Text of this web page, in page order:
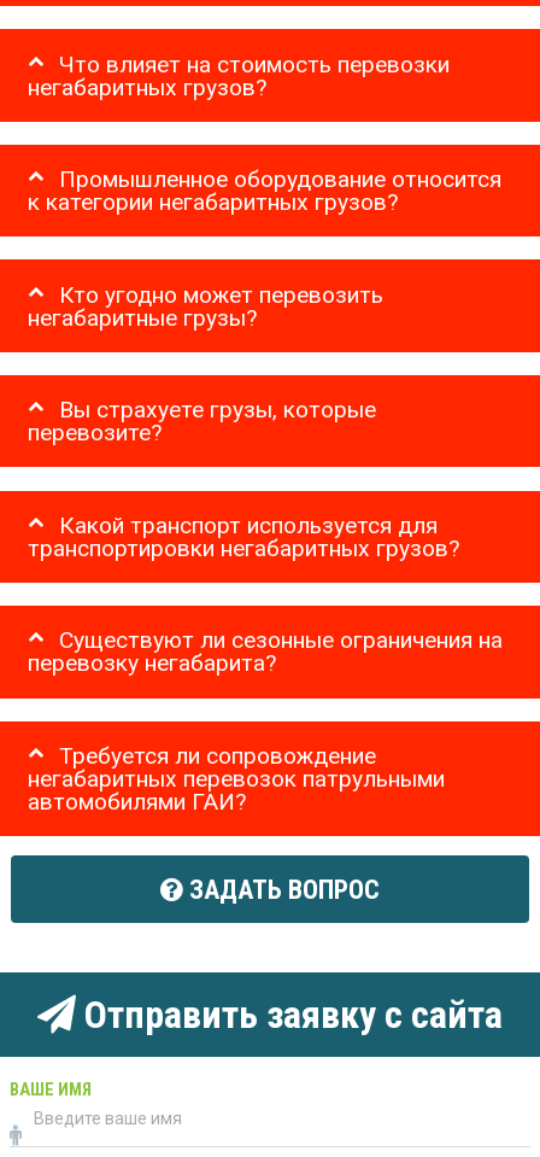
Что влияет на стоимость перевозки
негабаритных грузов?
Промышленное оборудование относится
к категории негабаритных грузов?
Кто угодно может перевозить
негабаритные грузы?
Вы страхуете грузы, которые
перевозите?
Какой транспорт используется для
транспортировки негабаритных грузов?
Существуют ли сезонные ограничения на
перевозку негабарита?
Требуется ли сопровождение
негабаритных перевозок патрульными
автомобилями ГАИ?
ЗАДАТЬ ВОПРОС
Отправить заявку с сайта
ВАШЕ ИМЯ